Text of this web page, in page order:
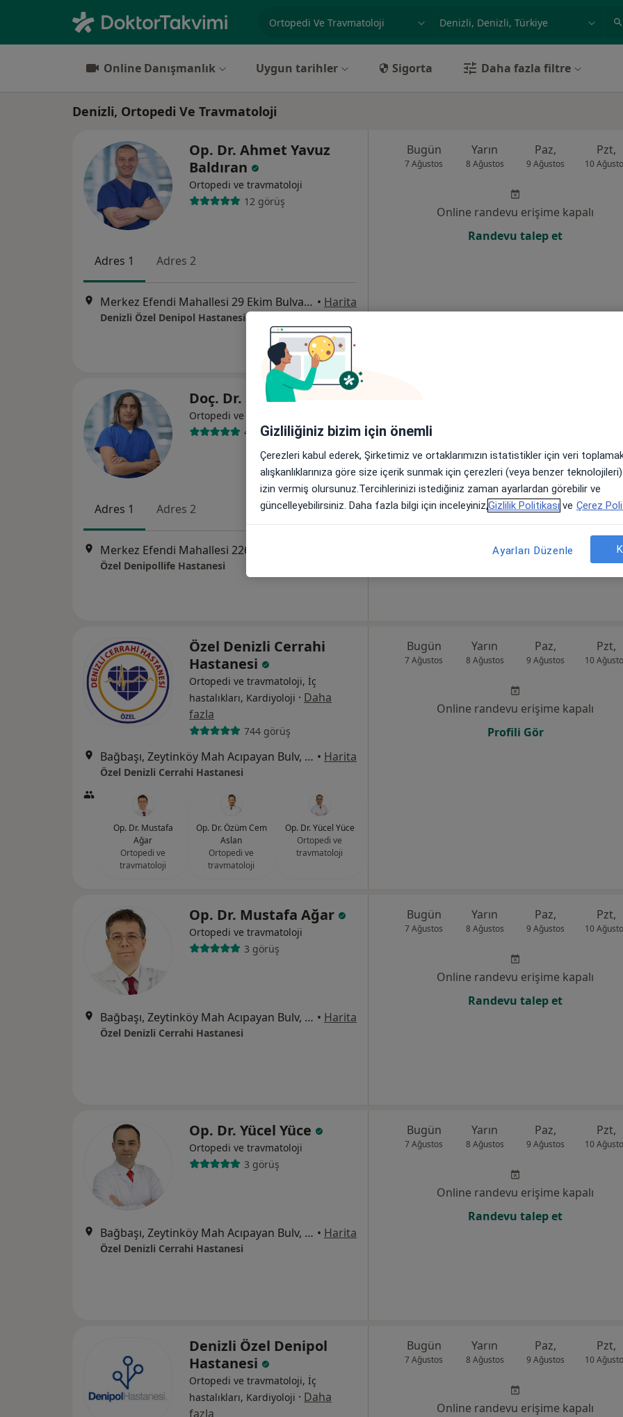
Online Danışmanlık Uygun tarihler Sigorta Daha fazla filtre
Denizli, Ortopedi Ve Travmatoloji
Op. Dr. Ahmet Yavuz
Baldıran
Ortopedi ve travmatoloji
12 görüş
Adres 1 Adres 2
Merkez Efendi Mahallesi 29 Ekim Bulvarı No:102, Denizli • Harita
Denizli Özel Denipol Hastanesi
Bugün
7 Ağustos
Yarın
8 Ağustos
Paz,
9 Ağustos
Pzt,
10
Online randevu erişime kapalı
Randevu talep et
Doç. Dr. Semih Akkaya
Ortopedi ve travmatoloji
47 görüş
Adres 1 Adres 2
Özel Denipollife Hastanesi
Online randevu erişime kapalı
Randevu talep et
Özel Denizli Cerrahi
Hastanesi
Ortopedi ve travmatoloji, İç
hastalıkları, Kardiyoloji · Daha
fazla
744 görüş
Bağbaşı, Zeytinköy Mah Acıpayan Bulv, Antalya Yolu No:5, Denizli • Harita
Özel Denizli Cerrahi Hastanesi
Op. Dr. Mustafa
Ağar
Ortopedi ve
travmatoloji
Op. Dr. Özüm Cem
Aslan
Ortopedi ve
travmatoloji
Op. Dr. Yücel Yüce
Ortopedi ve
travmatoloji
Bugün
7 Ağustos
Yarın
8 Ağustos
Paz,
9 Ağustos
Pzt,
10
Online randevu erişime kapalı
Profili Gör
Op. Dr. Mustafa Ağar
Ortopedi ve travmatoloji
3 görüş
Bağbaşı, Zeytinköy Mah Acıpayan Bulv, Antalya Yolu No:5, Denizli • Harita
Özel Denizli Cerrahi Hastanesi
Bugün
7 Ağustos
Yarın
8 Ağustos
Paz,
9 Ağustos
Pzt,
10
Online randevu erişime kapalı
Randevu talep et
Op. Dr. Yücel Yüce
Ortopedi ve travmatoloji
3 görüş
Bağbaşı, Zeytinköy Mah Acıpayan Bulv, Antalya Yolu No:5, Denizli • Harita
Özel Denizli Cerrahi Hastanesi
Bugün
7 Ağustos
Yarın
8 Ağustos
Paz,
9 Ağustos
Pzt,
10
Online randevu erişime kapalı
Randevu talep et
Denizli Özel Denipol
Hastanesi
Ortopedi ve travmatoloji, İç
hastalıkları, Kardiyoloji · Daha
fazla
Bugün
7 Ağustos
Yarın
8 Ağustos
Paz,
9 Ağustos
Pzt,
10
Online randevu erişime kapalı
Gizliliğiniz bizim için önemli
Çerezleri kabul ederek, Şirketimiz ve ortaklarımızın istatistikler için veri
alışkanlıklarınıza göre size içerik sunmak için çerezleri (veya benzer
izin vermiş olursunuz.Tercihlerinizi istediğiniz zaman ayarlardan görebilir ve
güncelleyebilirsiniz. Daha fazla bilgi için inceleyiniz,Gizlilik Politikası ve Çerez
Ayarları Düzenle